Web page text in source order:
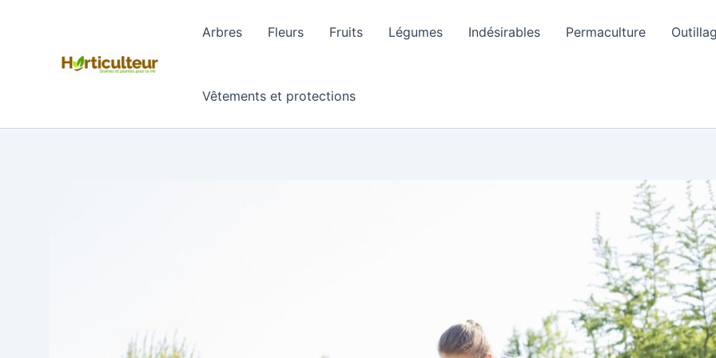
Arbres Fleurs Fruits Légumes Indésirables Permaculture
Vêtements et protections